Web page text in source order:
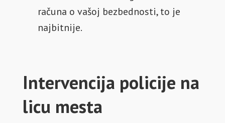
računa o vašoj bezbednosti, to je
najbitnije.
Intervencija policije na
licu mesta